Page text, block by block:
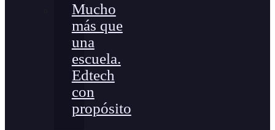
Mucho
más que
una
escuela.
Edtech
con
propósito